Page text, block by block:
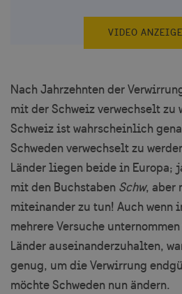
VIDEO
Nach Jahrzehnten der
mit der Schweiz verwechselt zu
Schweiz ist wahrscheinlich
Schweden verwechselt zu
Länder liegen beide in Europa;
mit den Buchstaben Schw, aber
miteinander zu tun! Auch wenn
mehrere Versuche
Länder auseinanderzuhalten,
genug, um die Verwirrung
möchte Schweden nun ändern.